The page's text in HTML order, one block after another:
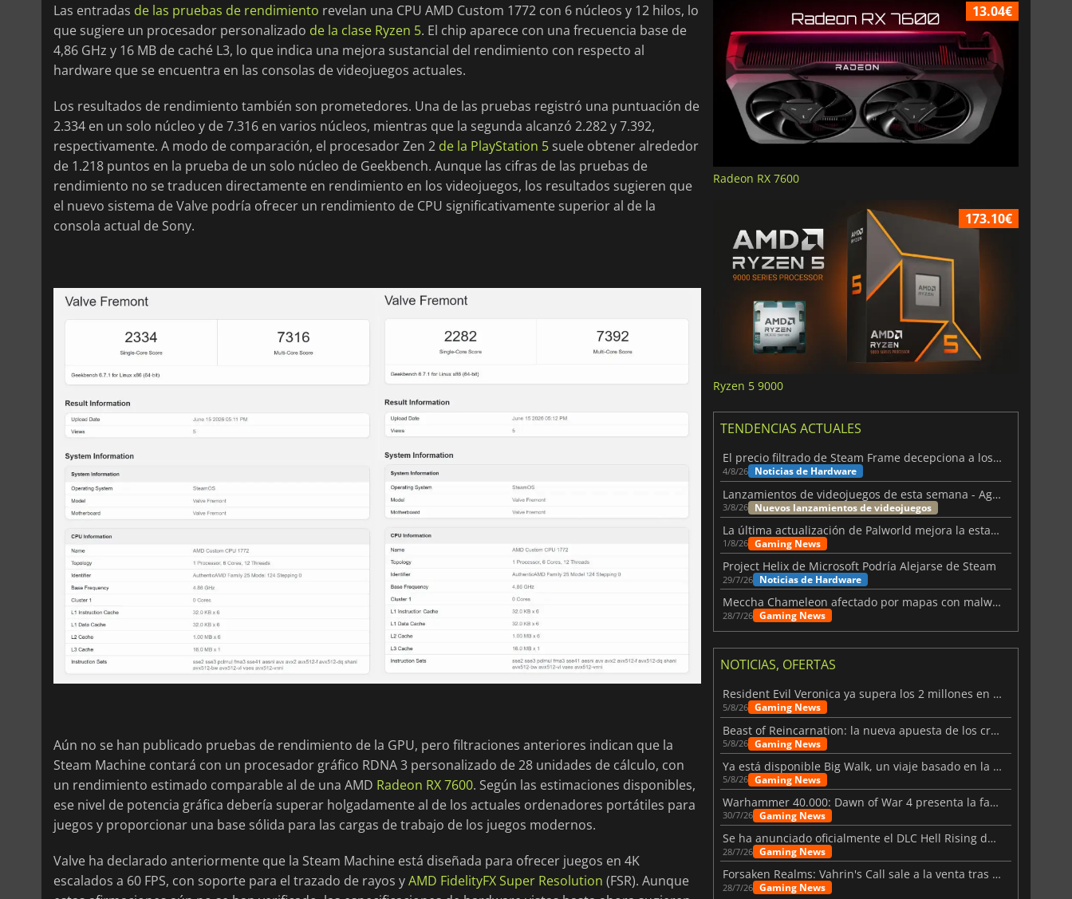
Las entradas de las pruebas de rendimiento revelan una CPU AMD Custom 1772 con 6 núcleos y 12 hilos, lo
que sugiere un procesador personalizado de la clase Ryzen 5. El chip aparece con una frecuencia base de
4,86 GHz y 16 MB de caché L3, lo que indica una mejora sustancial del rendimiento con respecto al
hardware que se encuentra en las consolas de videojuegos actuales.
Los resultados de rendimiento también son prometedores. Una de las pruebas registró una puntuación de
2.334 en un solo núcleo y de 7.316 en varios núcleos, mientras que la segunda alcanzó 2.282 y 7.392,
respectivamente. A modo de comparación, el procesador Zen 2 de la PlayStation 5 suele obtener alrededor
de 1.218 puntos en la prueba de un solo núcleo de Geekbench. Aunque las cifras de las pruebas de
rendimiento no se traducen directamente en rendimiento en los videojuegos, los resultados sugieren que
el nuevo sistema de Valve podría ofrecer un rendimiento de CPU significativamente superior al de la
consola actual de Sony.
Aún no se han publicado pruebas de rendimiento de la GPU, pero filtraciones anteriores indican que la
Steam Machine contará con un procesador gráfico RDNA 3 personalizado de 28 unidades de cálculo, con
un rendimiento estimado comparable al de una AMD Radeon RX 7600. Según las estimaciones disponibles,
ese nivel de potencia gráfica debería superar holgadamente al de los actuales ordenadores portátiles para
juegos y proporcionar una base sólida para las cargas de trabajo de los juegos modernos.
Valve ha declarado anteriormente que la Steam Machine está diseñada para ofrecer juegos en 4K
escalados a 60 FPS, con soporte para el trazado de rayos yAMD FidelityFX Super Resolution (FSR). Aunque
13.04€
Radeon RX 7600
173.10€
Ryzen 5 9000
TENDENCIAS ACTUALES
El precio filtrado de Steam Frame decepciona a los usuarios
4/8/26 Noticias de Hardware
Lanzamientos de videojuegos de esta semana - Agosto de 2026 (semana 32)
3/8/26 Nuevos lanzamientos de videojuegos
La última actualización de Palworld mejora la estabilidad
1/8/26 Gaming News
Project Helix de Microsoft Podría Alejarse de Steam
29/7/26 Noticias de Hardware
Meccha Chameleon afectado por mapas con malware y Discord
28/7/26 Gaming News
NOTICIAS, OFERTAS
Resident Evil Veronica ya supera los 2 millones en listas de deseados
5/8/26 Gaming News
Beast of Reincarnation: la nueva apuesta de los creadores de Pokémon
5/8/26 Gaming News
Ya está disponible Big Walk, un viaje basado en la amistad
5/8/26 Gaming News
Warhammer 40.000: Dawn of War 4 presenta la facción de los Necrones
30/7/26 Gaming News
Se ha anunciado oficialmente el DLC Hell Rising de Nioh 3
28/7/26 Gaming News
Forsaken Realms: Vahrin's Call sale a la venta tras una década
28/7/26 Gaming News